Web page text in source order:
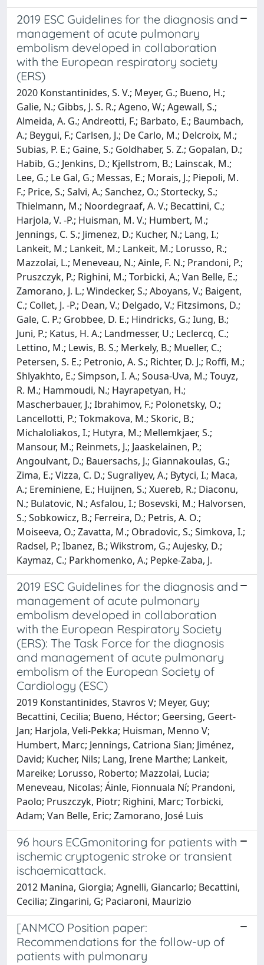
2019 ESC Guidelines for the diagnosis and
management of acute pulmonary
embolism developed in collaboration
with the European respiratory society
(ERS)
2020 Konstantinides, S. V.; Meyer, G.; Bueno, H.;
Galie, N.; Gibbs, J. S. R.; Ageno, W.; Agewall, S.;
Almeida, A. G.; Andreotti, F.; Barbato, E.; Baumbach,
A.; Beygui, F.; Carlsen, J.; De Carlo, M.; Delcroix, M.;
Subias, P. E.; Gaine, S.; Goldhaber, S. Z.; Gopalan, D.;
Habib, G.; Jenkins, D.; Kjellstrom, B.; Lainscak, M.;
Lee, G.; Le Gal, G.; Messas, E.; Morais, J.; Piepoli, M.
F.; Price, S.; Salvi, A.; Sanchez, O.; Stortecky, S.;
Thielmann, M.; Noordegraaf, A. V.; Becattini, C.;
Harjola, V. -P.; Huisman, M. V.; Humbert, M.;
Jennings, C. S.; Jimenez, D.; Kucher, N.; Lang, I.;
Lankeit, M.; Lankeit, M.; Lankeit, M.; Lorusso, R.;
Mazzolai, L.; Meneveau, N.; Ainle, F. N.; Prandoni, P.;
Pruszczyk, P.; Righini, M.; Torbicki, A.; Van Belle, E.;
Zamorano, J. L.; Windecker, S.; Aboyans, V.; Baigent,
C.; Collet, J. -P.; Dean, V.; Delgado, V.; Fitzsimons, D.;
Gale, C. P.; Grobbee, D. E.; Hindricks, G.; Iung, B.;
Juni, P.; Katus, H. A.; Landmesser, U.; Leclercq, C.;
Lettino, M.; Lewis, B. S.; Merkely, B.; Mueller, C.;
Petersen, S. E.; Petronio, A. S.; Richter, D. J.; Roffi, M.;
Shlyakhto, E.; Simpson, I. A.; Sousa-Uva, M.; Touyz,
R. M.; Hammoudi, N.; Hayrapetyan, H.;
Mascherbauer, J.; Ibrahimov, F.; Polonetsky, O.;
Lancellotti, P.; Tokmakova, M.; Skoric, B.;
Michaloliakos, I.; Hutyra, M.; Mellemkjaer, S.;
Mansour, M.; Reinmets, J.; Jaaskelainen, P.;
Angoulvant, D.; Bauersachs, J.; Giannakoulas, G.;
Zima, E.; Vizza, C. D.; Sugraliyev, A.; Bytyci, I.; Maca,
A.; Ereminiene, E.; Huijnen, S.; Xuereb, R.; Diaconu,
N.; Bulatovic, N.; Asfalou, I.; Bosevski, M.; Halvorsen,
S.; Sobkowicz, B.; Ferreira, D.; Petris, A. O.;
Moiseeva, O.; Zavatta, M.; Obradovic, S.; Simkova, I.;
Radsel, P.; Ibanez, B.; Wikstrom, G.; Aujesky, D.;
Kaymaz, C.; Parkhomenko, A.; Pepke-Zaba, J.
2019 ESC Guidelines for the diagnosis and
management of acute pulmonary
embolism developed in collaboration
with the European Respiratory Society
(ERS): The Task Force for the diagnosis
and management of acute pulmonary
embolism of the European Society of
Cardiology (ESC)
2019 Konstantinides, Stavros V; Meyer, Guy;
Becattini, Cecilia; Bueno, Héctor; Geersing, Geert-
Jan; Harjola, Veli-Pekka; Huisman, Menno V;
Humbert, Marc; Jennings, Catriona Sian; Jiménez,
David; Kucher, Nils; Lang, Irene Marthe; Lankeit,
Mareike; Lorusso, Roberto; Mazzolai, Lucia;
Meneveau, Nicolas; Áinle, Fionnuala Ní; Prandoni,
Paolo; Pruszczyk, Piotr; Righini, Marc; Torbicki,
Adam; Van Belle, Eric; Zamorano, José Luis
96 hours ECGmonitoring for patients with
ischemic cryptogenic stroke or transient
ischaemicattack.
2012 Manina, Giorgia; Agnelli, Giancarlo; Becattini,
Cecilia; Zingarini, G; Paciaroni, Maurizio
[ANMCO Position paper:
Recommendations for the follow-up of
patients with pulmonary